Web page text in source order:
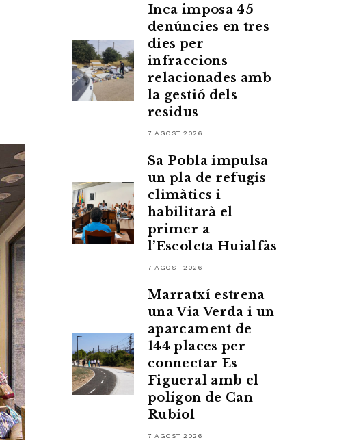
Inca imposa 45
denúncies en tres
dies per
infraccions
relacionades amb
la gestió dels
residus
7 AGOST 2026
Sa Pobla impulsa
un pla de refugis
climàtics i
habilitarà el
primer a
l’Escoleta Huialfàs
7 AGOST 2026
Marratxí estrena
una Via Verda i un
aparcament de
144 places per
connectar Es
Figueral amb el
polígon de Can
Rubiol
7 AGOST 2026